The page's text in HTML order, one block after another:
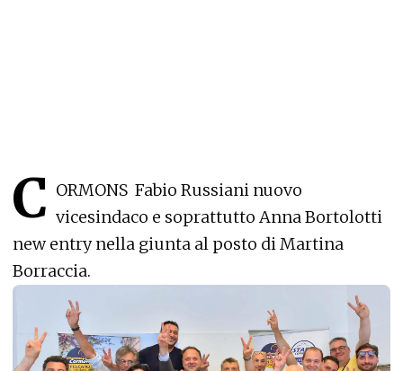
C ORMONS Fabio Russiani nuovo
vicesindaco e soprattutto Anna Bortolotti
new entry nella giunta al posto di Martina
Borraccia.